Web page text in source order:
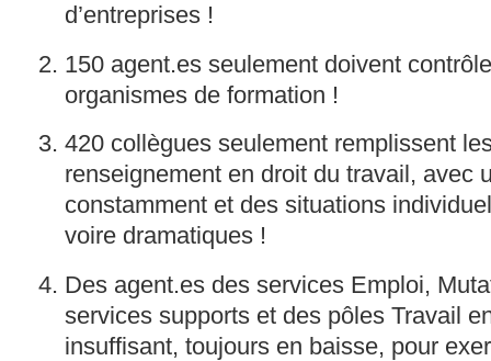
d’entreprises !
150 agent.es seulement doivent
organismes de formation !
420 collègues seulement remplissent
renseignement en droit du travail, avec
constamment et des situations
voire dramatiques !
Des agent.es des services Emploi,
services supports et des pôles Travail
insuffisant, toujours en baisse, pour